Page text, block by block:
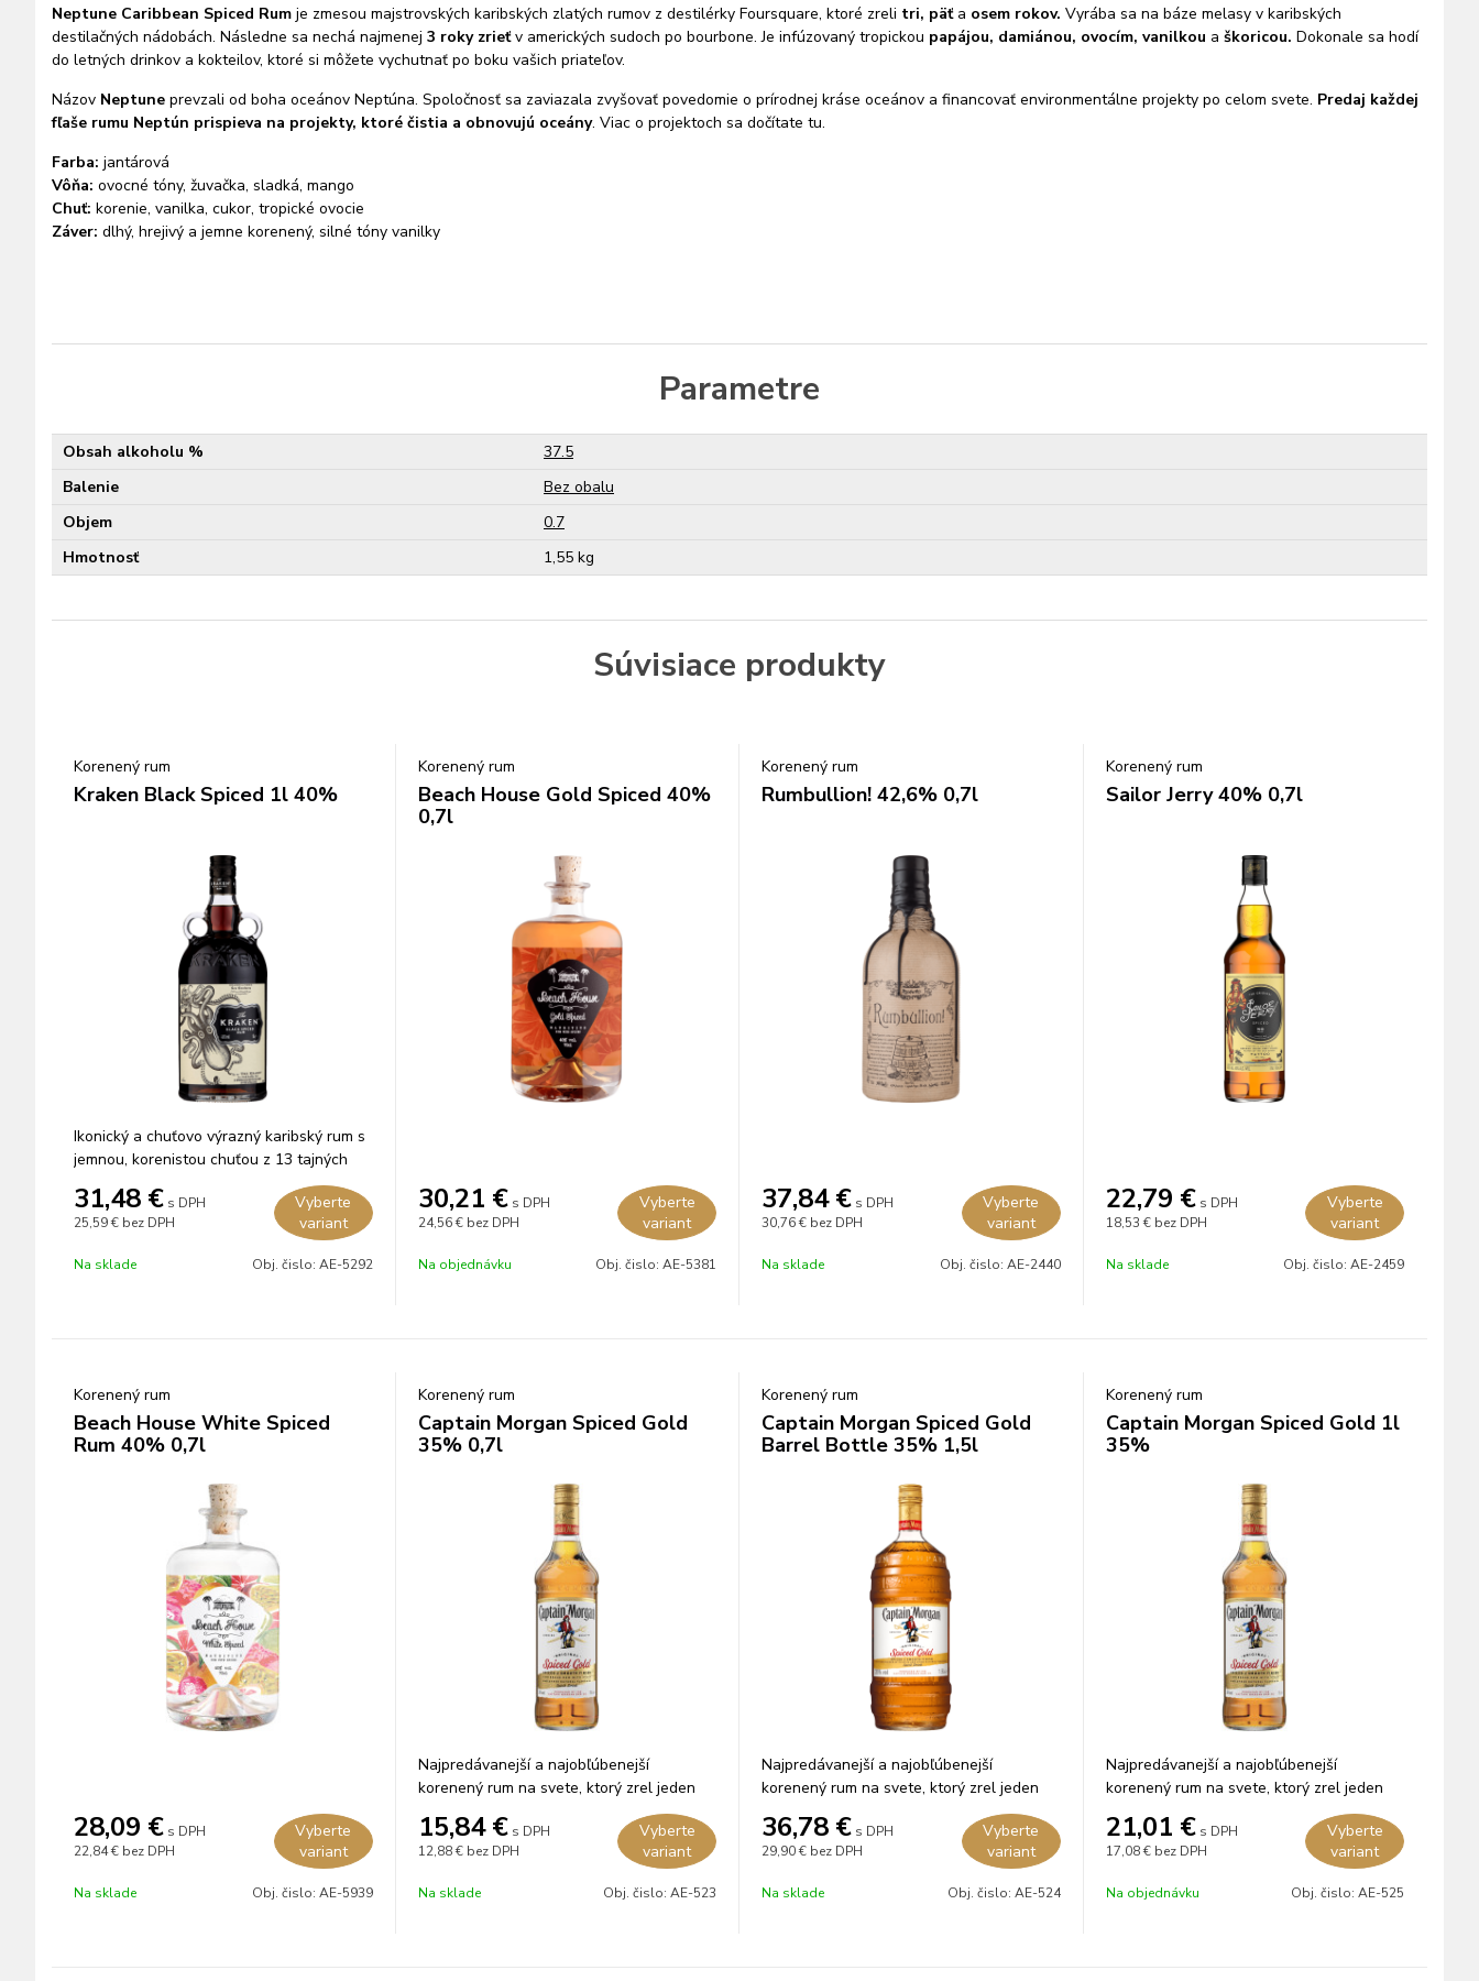
Neptune Caribbean Spiced Rum je zmesou majstrovských karibských zlatých rumov z destilérky Foursquare, ktoré zreli tri, päťa osem rokov. Vyrába sa na báze melasy v karibských
destilačných nádobách. Následne sa nechá najmenej 3 roky zrieťv amerických sudoch po bourbone. Je infúzovaný tropickou papájou, damiánou, ovocím, vanilkou a škoricou. Dokonale sa hodí
do letných drinkov a kokteilov, ktoré si môžete vychutnať po boku vašich priateľov.
Názov Neptune prevzali od boha oceánov Neptúna. Spoločnosť sa zaviazala zvyšovať povedomie o prírodnej kráse oceánov a financovať environmentálne projekty po celom svete. Predaj každej
fľaše rumu Neptún prispieva na projekty, ktoré čistia a obnovujú oceány. Viac o projektoch sa dočítate tu.
Farba: jantárová
Vôňa: ovocné tóny, žuvačka, sladká, mango
Chuť: korenie, vanilka, cukor, tropické ovocie
Záver: dlhý, hrejivý a jemne korenený, silné tóny vanilky
Parametre
Obsah alkoholu %
37.5
Balenie
Bez obalu
Objem
0.7
Hmotnosť
1,55 kg
Súvisiace produkty
Korenený rum
Kraken Black Spiced 1l 40%
Ikonický a chuťovo výrazný karibský rum s
jemnou, korenistou chuťou z 13 tajných
bylín macerovaných v zmesi karibských
rumov.
31,48 € s DPH
25,59 € bez DPH
Vyberte
variant
Na sklade Obj. čislo: AE-5292
Korenený rum
Beach House Gold Spiced 40%
0,7l
30,21 € s DPH
24,56 € bez DPH
Vyberte
variant
Na objednávku Obj. čislo: AE-5381
Korenený rum
Rumbullion! 42,6% 0,7l
37,84 € s DPH
30,76 € bez DPH
Vyberte
variant
Na sklade Obj. čislo: AE-2440
Korenený rum
Sailor Jerry 40% 0,7l
22,79 € s DPH
18,53 € bez DPH
Vyberte
variant
Na sklade Obj. čislo: AE-2459
Korenený rum
Beach House White Spiced
Rum 40% 0,7l
28,09 € s DPH
22,84 € bez DPH
Vyberte
variant
Na sklade Obj. čislo: AE-5939
Korenený rum
Captain Morgan Spiced Gold
35% 0,7l
Najpredávanejší a najobľúbenejší
korenený rum na svete, ktorý zrel jeden
15,84 € s DPH
12,88 € bez DPH
Vyberte
variant
Na sklade Obj. čislo: AE-523
Korenený rum
Captain Morgan Spiced Gold
Barrel Bottle 35% 1,5l
Najpredávanejší a najobľúbenejší
korenený rum na svete, ktorý zrel jeden
36,78 € s DPH
29,90 € bez DPH
Vyberte
variant
Na sklade Obj. čislo: AE-524
Korenený rum
Captain Morgan Spiced Gold 1l
35%
Najpredávanejší a najobľúbenejší
korenený rum na svete, ktorý zrel jeden
21,01 € s DPH
17,08 € bez DPH
Vyberte
variant
Na objednávku Obj. čislo: AE-525